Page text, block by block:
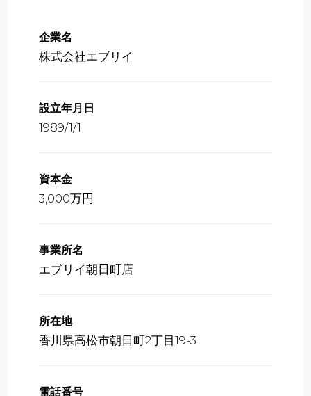
企業名
株式会社エブリイ
設立年月日
1989/1/1
資本金
3,000万円
事業所名
エブリイ朝日町店
所在地
香川県高松市朝日町2丁目19-3
電話番号